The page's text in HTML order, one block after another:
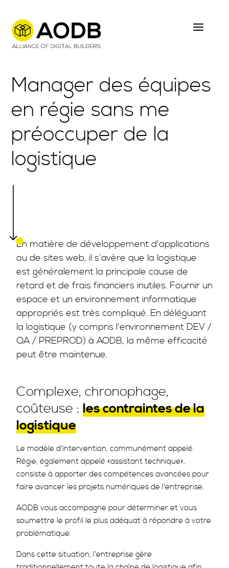
Manager des équipes
en régie sans me
préoccuper de la
logistique
En matière de développement d'applications
ou de sites web, il s’avère que la logistique
est généralement la principale cause de
retard et de frais financiers inutiles. Fournir un
espace et un environnement informatique
appropriés est très compliqué. En déléguant
la logistique (y compris l'environnement DEV /
QA / PREPROD) à AODB, la même efficacité
peut être maintenue.
Complexe, chronophage,
coûteuse : les contraintes de la
logistique
Le modèle d'intervention, communément appelé
Régie, également appelé «assistant technique»,
consiste à apporter des compétences avancées pour
faire avancer les projets numériques de l'entreprise.
AODB vous accompagne pour déterminer et vous
soumettre le profil le plus adéquat à répondre à votre
problématique.
Dans cette situation, l’entreprise gère